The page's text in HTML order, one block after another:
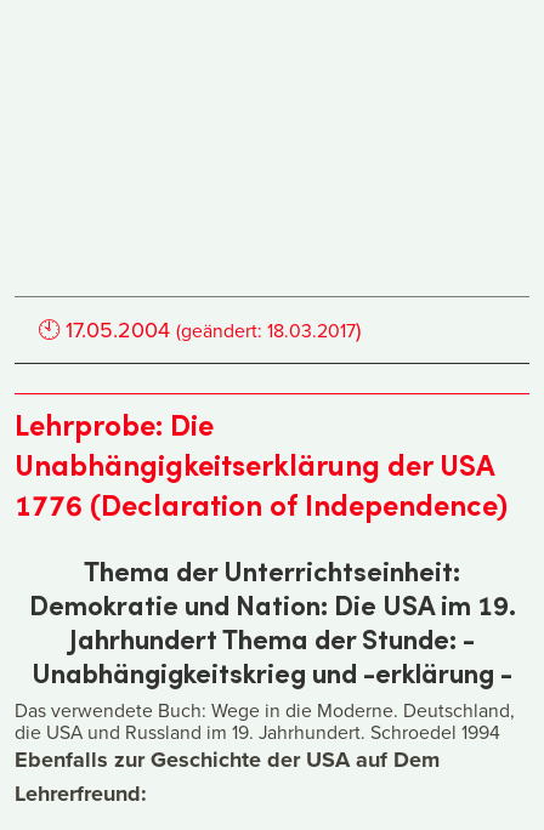
🕙17.05.2004 (geändert:18.03.2017)
Lehrprobe: Die
Unabhängigkeitserklärung der USA
1776 (Declaration of Independence)
Thema der Unterrichtseinheit:
Demokratie und Nation: Die USA im 19.
Jahrhundert Thema der Stunde: -
Unabhängigkeitskrieg und -erklärung -
Das verwendete Buch: Wege in die Moderne. Deutschland,
die USA und Russland im 19. Jahrhundert. Schroedel 1994
Ebenfalls zur Geschichte der USA auf Dem
Lehrerfreund: